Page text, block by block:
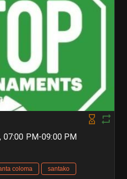
07:00 PM-09:00 PM
coloma santako